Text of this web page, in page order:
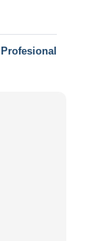
Profesional